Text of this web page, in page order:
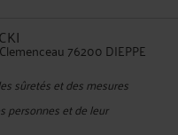
76200 DIEPPE
sûretés et des mesures
personnes et de leur